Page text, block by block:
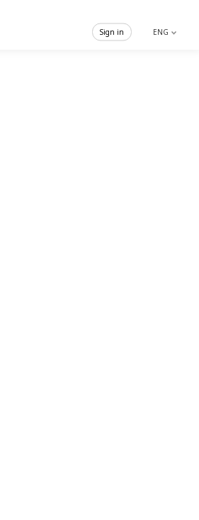
ENG
Sign in